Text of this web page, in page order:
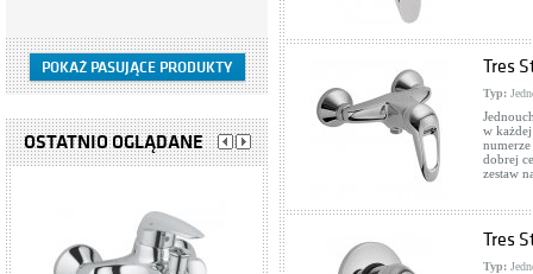
OSTATNIO OGLĄDANE
Tres
Typ:
w
dobrej
zestaw
Tres
Typ: